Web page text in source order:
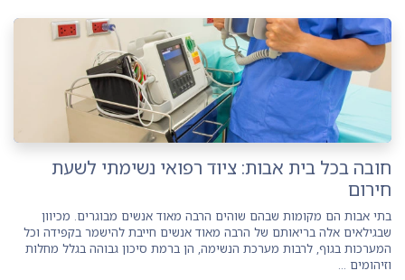
חובה בכל בית אבות: ציוד רפואי נשימתי לשעת
חירום
בתי אבות הם מקומות שבהם שוהים הרבה מאוד אנשים מבוגרים. מכיוון
שבגילאים אלה בריאותם של הרבה מאוד אנשים חייבת להישמר בקפידה וכל
המערכות בגוף, לרבות מערכת הנשימה, הן ברמת סיכון גבוהה בגלל מחלות
וזיהומים ...